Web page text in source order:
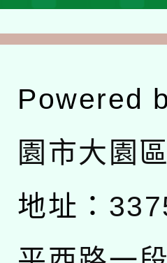
Powered
園市大園
地址：